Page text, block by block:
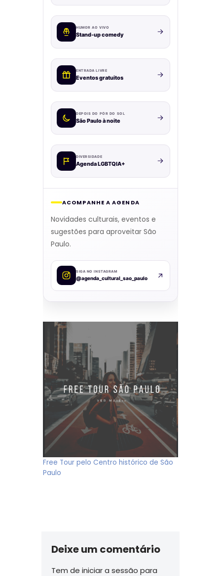
HUMOR AO VIVO
Stand-up comedy
ENTRADA LIVRE
Eventos gratuitos
DEPOIS DO PÔR DO SOL
São Paulo à noite
DIVERSIDADE
Agenda LGBTQIA+
ACOMPANHE A AGENDA
Novidades culturais, eventos e
sugestões para aproveitar São
Paulo.
SIGA NO INSTAGRAM
@agenda_cultural_sao_paulo
Free Tour pelo Centro histórico de São
Paulo
Deixe um comentário
Tem de iniciar a sessão para